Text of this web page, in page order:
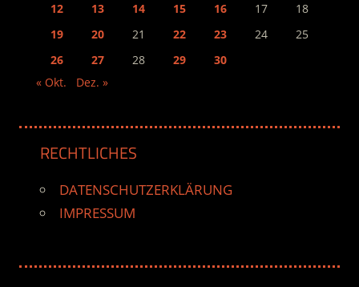
12
13 14 15 16 17
18
19
20 21 22 23 24
25
26
27 28 29
30
« Okt.
Dez. »
RECHTLICHES
DATENSCHUTZERKLÄRUNG
IMPRESSUM